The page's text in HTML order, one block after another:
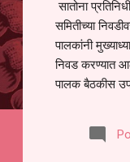
सातोना
समितीच्या
पालकांनी
निवड करण्यात
पालक बैठकीस
समितीची
जालना तसेच